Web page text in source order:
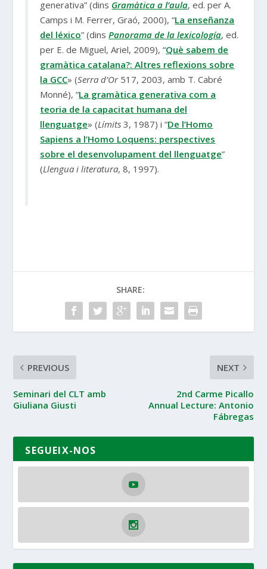
generativa” (dins Gramàtica a l’aula, ed. per A.
Camps i M. Ferrer, Graó, 2000), “La enseñanza
del léxico” (dinsPanorama de la lexicología, ed.
per E. de Miguel, Ariel, 2009), “Què sabem de
gramàtica catalana?: Altres reflexions sobre
la GCC» (Serra d’Or517, 2003, amb T. Cabré
Monné), “La gramàtica generativa com a
teoria de la capacitat humana del
llenguatge» (Límits 3, 1987) i “De l’Homo
Sapiens a l’Homo Loquens: perspectives
sobre el desenvolupament del llenguatge”
(Llengua i literatura, 8, 1997).
SHARE:
PREVIOUS
Seminari del CLT amb
Giuliana Giusti
NEXT
2nd Carme Picallo
Annual Lecture: Antonio
Fábregas
SEGUEIX-NOS